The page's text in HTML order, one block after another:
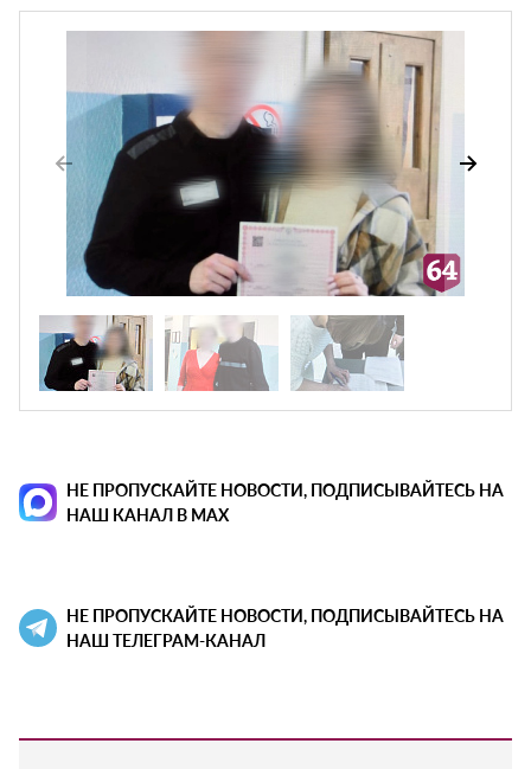
НЕ ПРОПУСКАЙТЕ НОВОСТИ, ПОДПИСЫВАЙТЕСЬ НА
НАШ КАНАЛ В MAX
НЕ ПРОПУСКАЙТЕ НОВОСТИ, ПОДПИСЫВАЙТЕСЬ НА
НАШ ТЕЛЕГРАМ-КАНАЛ